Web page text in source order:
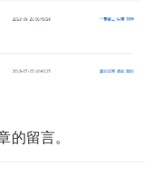
的留言。